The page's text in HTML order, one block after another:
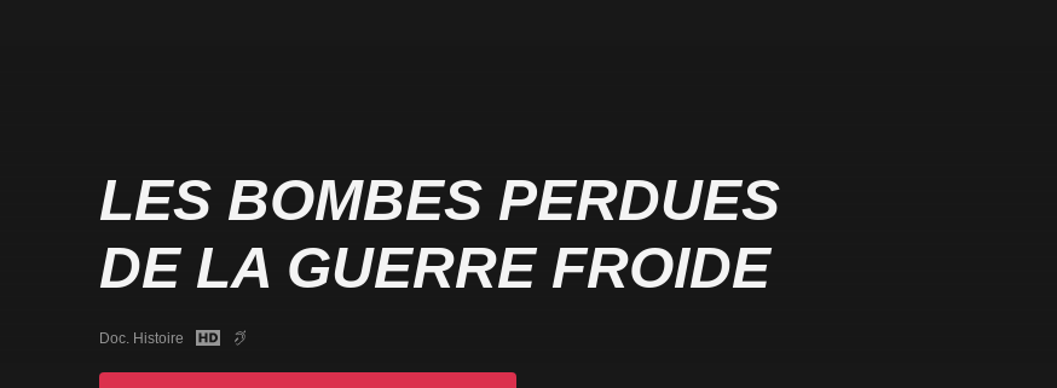
LES BOMBES PERDUES
DE LA GUERRE FROIDE
Doc. Histoire